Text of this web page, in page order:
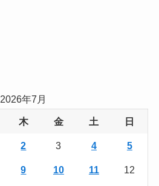
2026年7月
木 金 土 日
2 3 4 5
9 10 11 12